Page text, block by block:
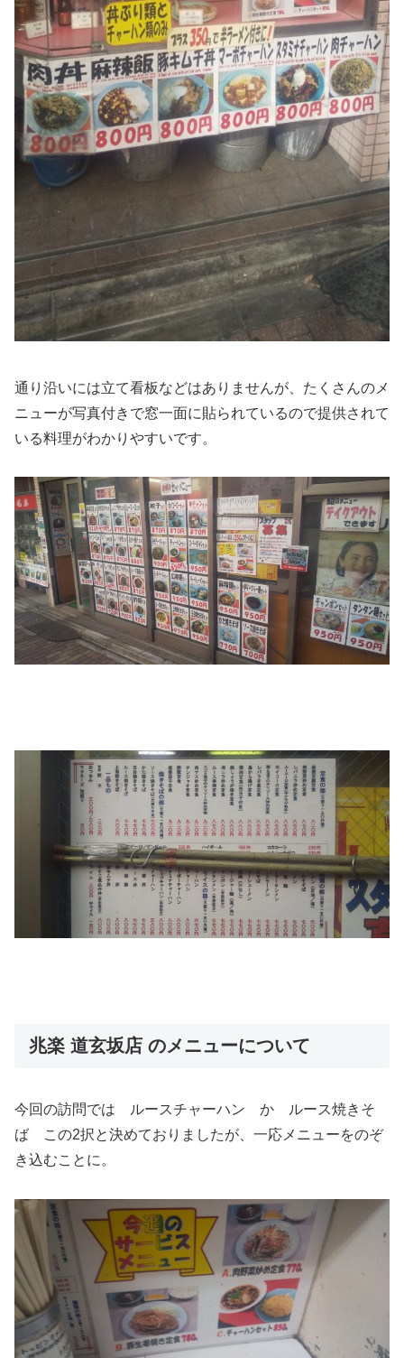
通り沿いには立て看板などはありませんが、たくさんのメ
ニューが写真付きで窓一面に貼られているので提供されて
いる料理がわかりやすいです。
兆楽 道玄坂店 のメニューについて
今回の訪問では ルースチャーハン か ルース焼きそ
ば この2択と決めておりましたが、一応メニューをのぞ
き込むことに。